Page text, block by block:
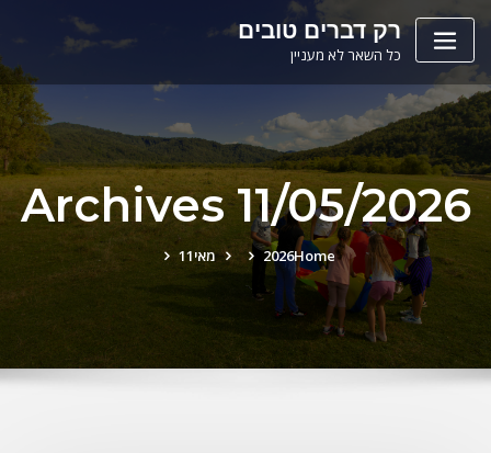
content
רק דברים טובים
כל השאר לא מעניין
Archives 11/05/2026
Home
2026 מאי11